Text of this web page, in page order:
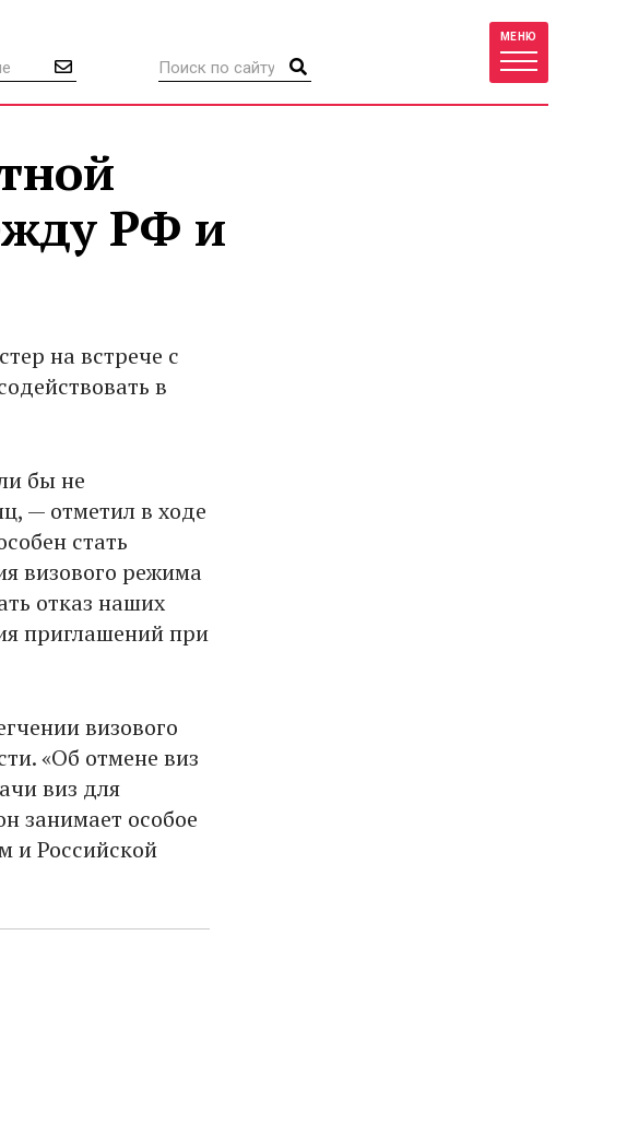
МЕНЮ
РФ и
на встрече с
в
бы не
— отметил в ходе
стать
визового режима
отказ наших
приглашений при
визового
«Об отмене виз
виз для
занимает особое
и Российской